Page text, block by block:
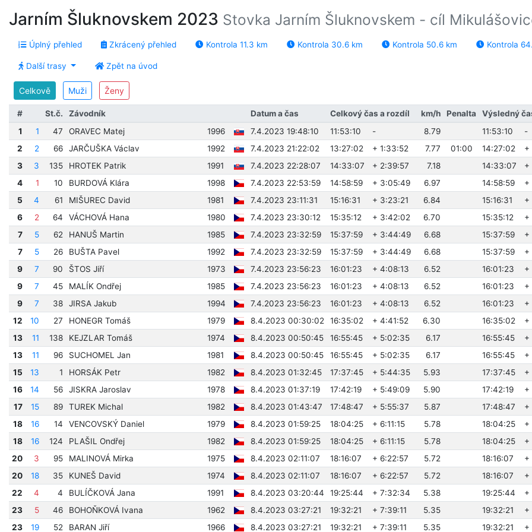
Jarním Šluknovskem 2023 Stovka Jarním Šluknovskem - cíl
Úplný přehled Zkrácený přehled Kontrola 11.3 km Kontrola 30.6 km Kontrola 50.6 km Kontrola
Další trasy Zpět na úvod
Celkově Muži Ženy
# St.č. Závodník Datum a čas Celkový čas a rozdíl km/h Penalta
Výsledný
1
1 47 ORAVEC Matej 1996 7.4.2023 19:48:10 11:53:10 - 8.79 11:53:10
-
2
2 66 JARČUŠKA Václav 1992 7.4.2023 21:22:02 13:27:02 + 1:33:52 7.77 01:00 14:27:02
+
3
3 135 HROTEK Patrik 1991 7.4.2023 22:28:07 14:33:07 + 2:39:57 7.18 14:33:07
+
4
1 10 BURDOVÁ Klára 1998 7.4.2023 22:53:59 14:58:59 + 3:05:49 6.97 14:58:59
+
5
4 61 MIŠUREC David 1981 7.4.2023 23:11:31 15:16:31 + 3:23:21 6.84 15:16:31
+
6
2 64 VÁCHOVÁ Hana 1980 7.4.2023 23:30:12 15:35:12 + 3:42:02 6.70 15:35:12
+
7
5 62 HANUŠ Martin 1985 7.4.2023 23:32:59 15:37:59 + 3:44:49 6.68 15:37:59
+
7
5 26 BUŠTA Pavel 1992 7.4.2023 23:32:59 15:37:59 + 3:44:49 6.68 15:37:59
+
9
7 90 ŠTOS Jiří 1973 7.4.2023 23:56:23 16:01:23 + 4:08:13 6.52 16:01:23
+
9
7 45 MALÍK Ondřej 1985 7.4.2023 23:56:23 16:01:23 + 4:08:13 6.52 16:01:23
+
9
7 38 JIRSA Jakub 1994 7.4.2023 23:56:23 16:01:23 + 4:08:13 6.52 16:01:23
+
12
10 27 HONEGR Tomáš 1979 8.4.2023 00:30:02 16:35:02 + 4:41:52 6.30 16:35:02
+
13
11 138 KEJZLAR Tomáš 1974 8.4.2023 00:50:45 16:55:45 + 5:02:35 6.17 16:55:45
+
13
11 96 SUCHOMEL Jan 1981 8.4.2023 00:50:45 16:55:45 + 5:02:35 6.17 16:55:45
+
15
13 1 HORSÁK Petr 1982 8.4.2023 01:32:45 17:37:45 + 5:44:35 5.93 17:37:45
+
16
14 56 JISKRA Jaroslav 1978 8.4.2023 01:37:19 17:42:19 + 5:49:09 5.90 17:42:19
+
17
15 89 TUREK Michal 1982 8.4.2023 01:43:47 17:48:47 + 5:55:37 5.87 17:48:47
+
18
16 14 VENCOVSKÝ Daniel 1979 8.4.2023 01:59:25 18:04:25 + 6:11:15 5.78 18:04:25
+
18
16 124 PLAŠIL Ondřej 1982 8.4.2023 01:59:25 18:04:25 + 6:11:15 5.78 18:04:25
+
20
3 95 MALINOVÁ Mirka 1975 8.4.2023 02:11:07 18:16:07 + 6:22:57 5.72 18:16:07
+
20
18 35 KUNEŠ David 1974 8.4.2023 02:11:07 18:16:07 + 6:22:57 5.72 18:16:07
+
22
4 4 BULÍČKOVÁ Jana 1991 8.4.2023 03:20:44 19:25:44 + 7:32:34 5.38 19:25:44
+
23
5 46 BOHOŇKOVÁ Ivana 1962 8.4.2023 03:27:21 19:32:21 + 7:39:11 5.35 19:32:21
+
23
19 52 BARAN Jiří 1966 8.4.2023 03:27:21 19:32:21 + 7:39:11 5.35 19:32:21 +